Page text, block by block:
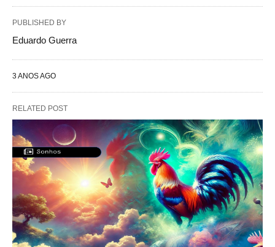
PUBLISHED BY
Eduardo Guerra
3 ANOS AGO
RELATED POST